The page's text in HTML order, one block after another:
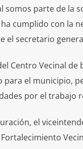
somos parte de la
cumplido con la
el secretario
Centro Vecinal de
para el municipio,
por el trabajo
el